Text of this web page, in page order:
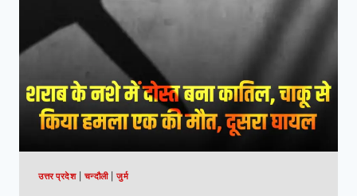
उत्तर प्रदेश|चन्दौली|जुर्म